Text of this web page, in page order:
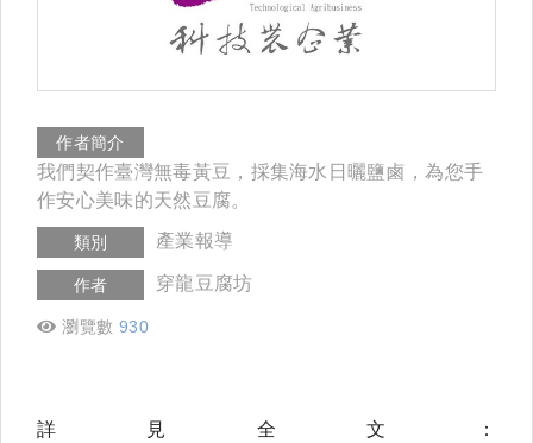
作者簡介
我們契作臺灣無毒黃豆，採集海水日曬鹽鹵，為您手
作安心美味的天然豆腐。
類別 產業報導
作者 穿龍豆腐坊
瀏覽數 930
詳見全文：